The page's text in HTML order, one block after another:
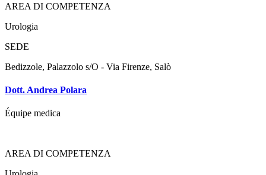
AREA DI COMPETENZA
Urologia
SEDE
Bedizzole, Palazzolo s/O - Via Firenze, Salò
Dott. Andrea Polara
Équipe medica
AREA DI COMPETENZA